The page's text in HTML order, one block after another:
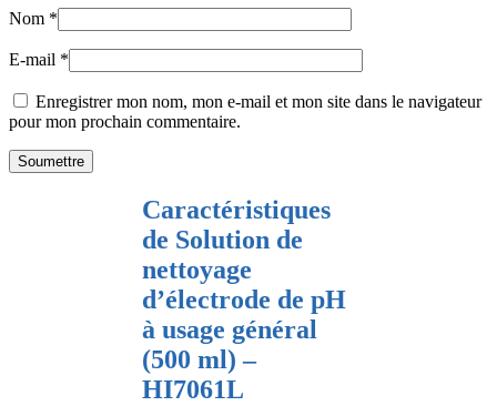
Nom *
E-mail *
Enregistrer mon nom, mon e-mail et mon site dans le navigateur
pour mon prochain commentaire.
Caractéristiques
de Solution de
nettoyage
d’électrode de pH
à usage général
(500 ml) –
HI7061L